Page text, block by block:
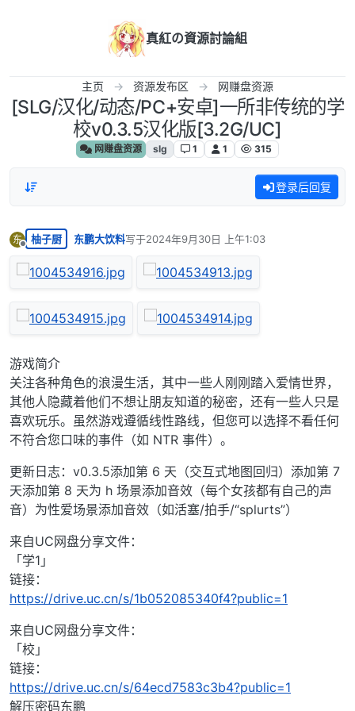
真紅の資源討論組
主页 资源发布区 网赚盘资源
[SLG/汉化/动态/PC+安卓]一所非传统的学
校v0.3.5汉化版[3.2G/UC]
网赚盘资源 slg 1 1 315
登录后回复
东
离线
柚子厨 东鹏大饮料写于2024年9月30日 上午1:03
最后由 编辑
游戏简介
关注各种角色的浪漫生活，其中一些人刚刚踏入爱情世界，
其他人隐藏着他们不想让朋友知道的秘密，还有一些人只是
喜欢玩乐。虽然游戏遵循线性路线，但您可以选择不看任何
不符合您口味的事件（如 NTR 事件）。
更新日志：v0.3.5添加第 6 天（交互式地图回归）添加第 7
天添加第 8 天为 h 场景添加音效（每个女孩都有自己的声
音）为性爱场景添加音效（如活塞/拍手/“splurts”）
来自UC网盘分享文件：
「学1」
链接：
https://drive.uc.cn/s/1b052085340f4?public=1
来自UC网盘分享文件：
「校」
链接：
https://drive.uc.cn/s/64ecd7583c3b4?public=1
解压密码东鹏